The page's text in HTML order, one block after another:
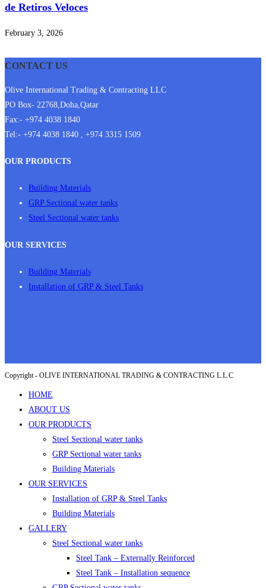
de Retiros Veloces
February 3, 2026
CONTACT US
Olive International Trading & Contracting LLC
PO Box- 22768,Doha,Qatar
Fax:- +974 4038 1840
Tel:- +974 4038 1840 , +974 3315 1509
OUR PRODUCTS
Building Materials
GRP Sectional water tanks
Steel Sectional water tanks
OUR SERVICES
Building Materials
Installation of GRP & Steel Tanks
Copyright - OLIVE INTERNATIONAL TRADING & CONTRACTING L.L.C
HOME
ABOUT US
OUR PRODUCTS
Steel Sectional water tanks
GRP Sectional water tanks
Building Materials
OUR SERVICES
Installation of GRP & Steel Tanks
Building Materials
GALLERY
Steel Sectional water tanks
Steel Tank – Externally Reinforced
Steel Tank – Installation sequence